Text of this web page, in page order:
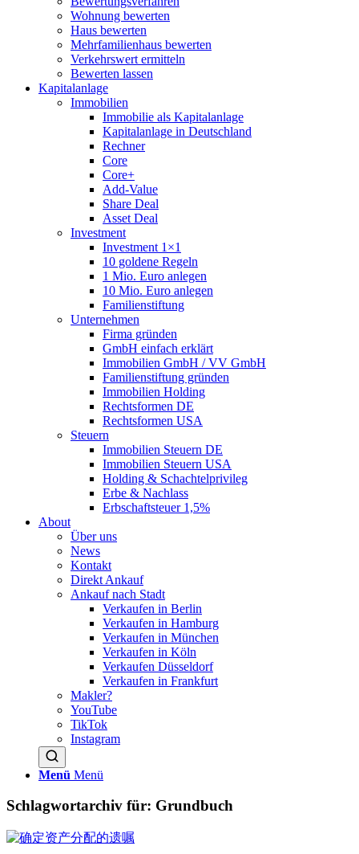
Wohnung bewerten
Haus bewerten
Mehrfamilienhaus bewerten
Verkehrswert ermitteln
Bewerten lassen
Kapitalanlage
Immobilien
Immobilie als Kapitalanlage
Kapitalanlage in Deutschland
Rechner
Core
Core+
Add-Value
Share Deal
Asset Deal
Investment
Investment 1×1
10 goldene Regeln
1 Mio. Euro anlegen
10 Mio. Euro anlegen
Familienstiftung
Unternehmen
Firma gründen
GmbH einfach erklärt
Immobilien GmbH / VV GmbH
Familienstiftung gründen
Immobilien Holding
Rechtsformen DE
Rechtsformen USA
Steuern
Immobilien Steuern DE
Immobilien Steuern USA
Holding & Schachtelprivileg
Erbe & Nachlass
Erbschaftsteuer 1,5%
About
Über uns
News
Kontakt
Direkt Ankauf
Ankauf nach Stadt
Verkaufen in Berlin
Verkaufen in Hamburg
Verkaufen in München
Verkaufen in Köln
Verkaufen Düsseldorf
Verkaufen in Frankfurt
Makler?
YouTube
TikTok
Instagram
Menü Menü
Schlagwortarchiv für: Grundbuch